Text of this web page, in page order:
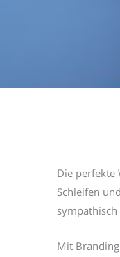
Die perfekte
Schleifen
Mit